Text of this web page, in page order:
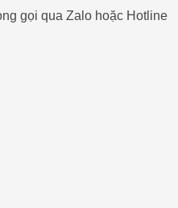
gọi qua Zalo hoặc Hotline